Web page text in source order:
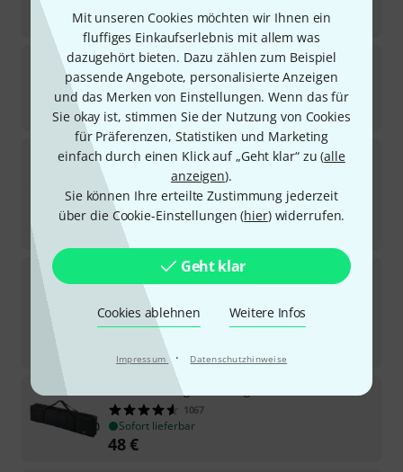
Mit unseren Cookies möchten wir Ihnen ein
fluffiges Einkaufserlebnis mit allem was
dazugehört bieten. Dazu zählen zum Beispiel
passende Angebote, personalisierte Anzeigen
und das Merken von Einstellungen. Wenn das für
Sie okay ist, stimmen Sie der Nutzung von Cookies
für Präferenzen, Statistiken und Marketing
einfach durch einen Klick auf „Geht klar“ zu (alle
anzeigen).
Sie können Ihre erteilte Zustimmung jederzeit
über die Cookie-Einstellungen (hier) widerrufen.
Geht klar
Cookies ablehnen Weitere Infos
Impressum · Datenschutzhinweise
379€
MilleniumKS-1010 Black
4174
Sofort lieferbar
25€
Clavia NordElectro 7 61
1
Sofort lieferbar
2.219€
-11%
FP-30X WH
Sofort lieferbar
639€
UVP:
Stage Piano Bag L
1067
Sofort lieferbar
48€